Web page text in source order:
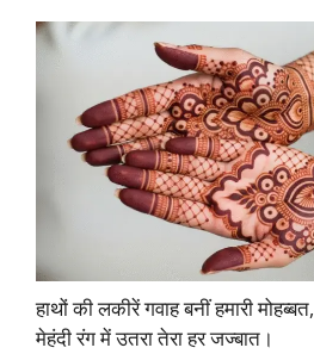
हाथों की लकीरें गवाह बनीं हमारी मोहब्बत,
मेहंदी रंग में उतरा तेरा हर जज्बात।​